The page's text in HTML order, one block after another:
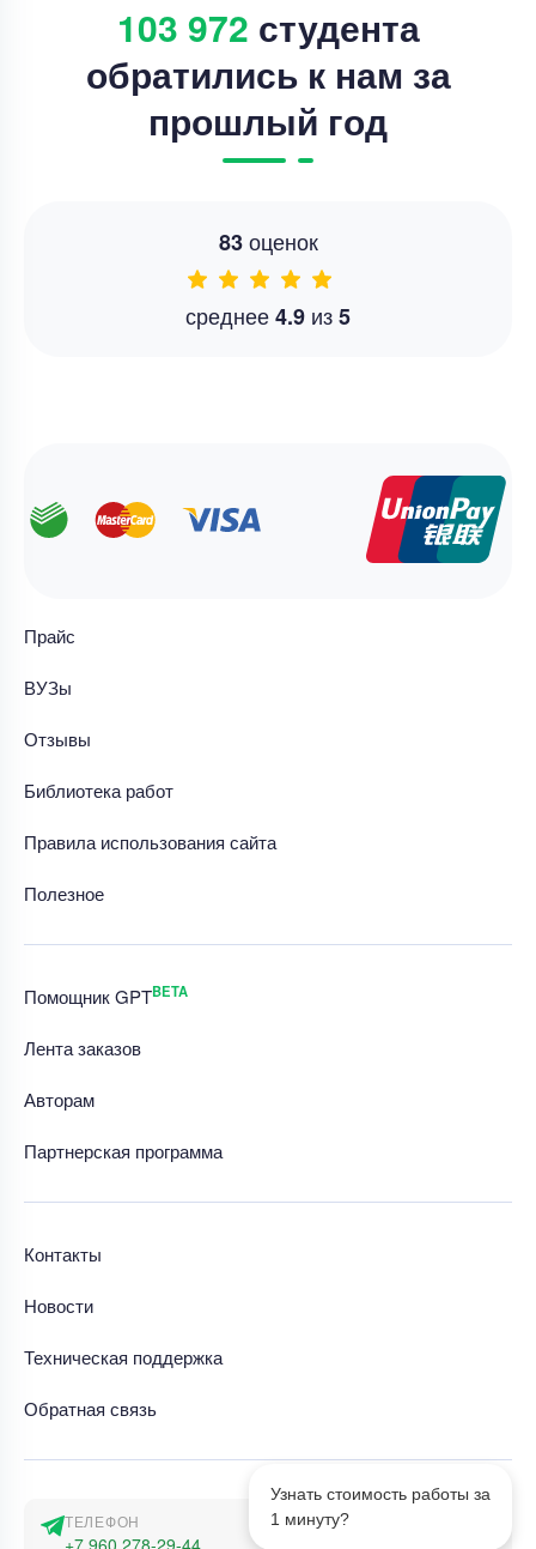
103 972 студента
обратились к нам за
прошлый год
83оценок
среднее4.9 из5
Узнать стоимость работы за
1 минуту?
Прайс
ВУЗы
Отзывы
Библиотека работ
Правила использования сайта
Полезное
Помощник GPTBETA
Лента заказов
Авторам
Партнерская программа
Контакты
Новости
Техническая поддержка
Обратная связь
ТЕЛЕФОН
+7 960 278-29-44